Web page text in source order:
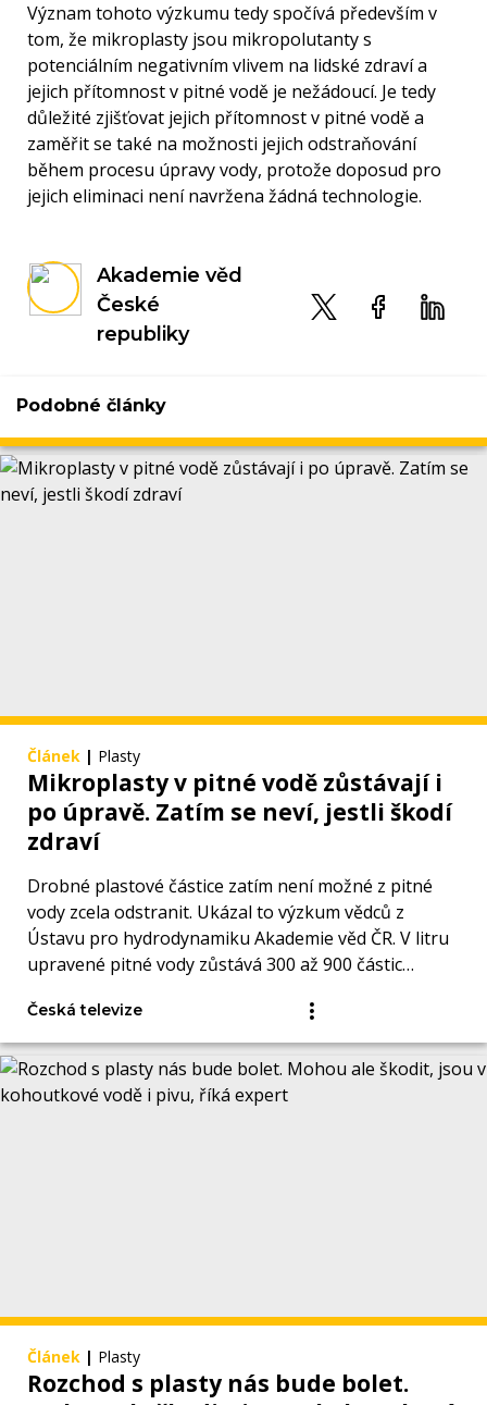
Význam tohoto výzkumu tedy spočívá především v
tom, že mikroplasty jsou mikropolutanty s
potenciálním negativním vlivem na lidské zdraví a
jejich přítomnost v pitné vodě je nežádoucí. Je tedy
důležité zjišťovat jejich přítomnost v pitné vodě a
zaměřit se také na možnosti jejich odstraňování
během procesu úpravy vody, protože doposud pro
jejich eliminaci není navržena žádná technologie.
Akademie věd
České
republiky
Podobné články
Článek | Plasty
Mikroplasty v pitné vodě zůstávají i
po úpravě. Zatím se neví, jestli škodí
zdraví
Drobné plastové částice zatím není možné z pitné
vody zcela odstranit. Ukázal to výzkum vědců z
Ústavu pro hydrodynamiku Akademie věd ČR. V litru
upravené pitné vody zůstává 300 až 900 částic
Česká televize
Článek | Plasty
Rozchod s plasty nás bude bolet.